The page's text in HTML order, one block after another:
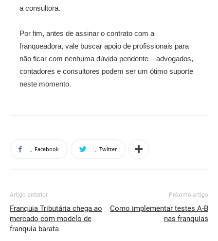
a consultora.
Por fim, antes de assinar o contrato com a
franqueadora, vale buscar apoio de profissionais para
não ficar com nenhuma dúvida pendente – advogados,
contadores e consultores podem ser um ótimo suporte
neste momento.
Facebook Twitter
Artigo anterior
Franquia Tributária chega ao
mercado com modelo de
franquia barata
Próximo artigo
Como implementar testes A-B
nas franquias